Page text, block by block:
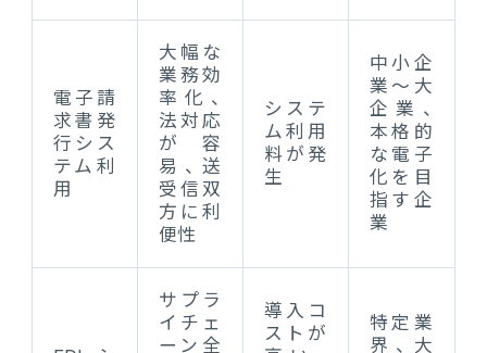
電子請
求書発
行シス
テム利
用
大幅な
業務効
率化、
法対応
が容
易、送
受信双
方に利
便性
システ
ム利用
料が発
生
中小企
業～大
企業、
本格的
な電子
化を目
指す企
業
サプラ
イチェ
ーン全
導入コ
ストが
特定業
界、大